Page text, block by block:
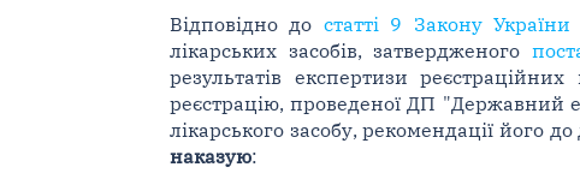
Відповідно до статті 9 Закону
лікарських засобів, затвердженого
результатів експертизи
реєстрацію, проведеної ДП "Державний
лікарського засобу, рекомендації його
наказую: